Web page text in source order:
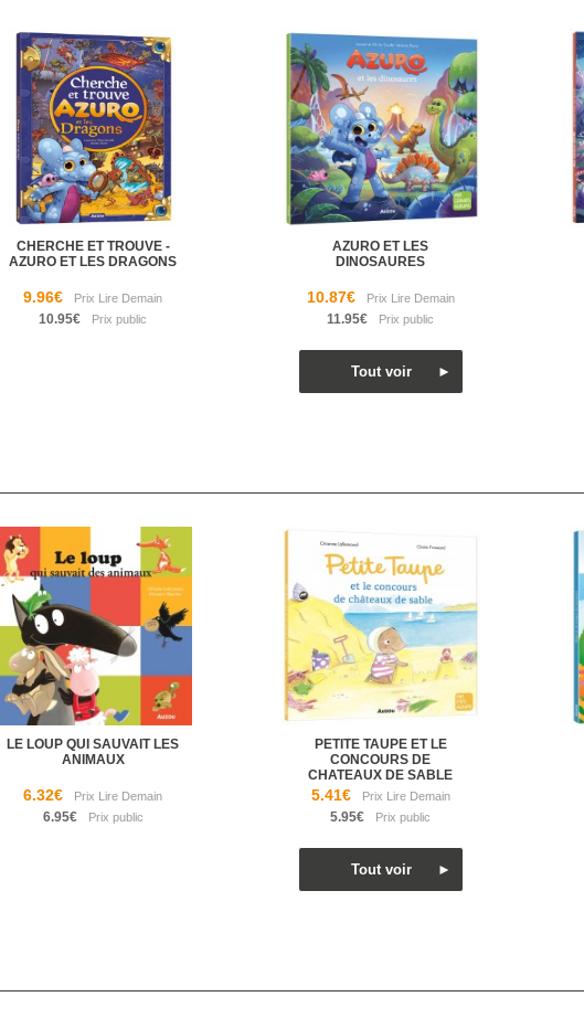
CHERCHE ET TROUVE -
AZURO ET LES DRAGONS
9.96€
10.95€
AZURO ET LES
DINOSAURES
10.87€
11.95€
LE LOUP QUI SAUVAIT LES
ANIMAUX
6.32€
6.95€
PETITE TAUPE ET LE
CONCOURS DE
CHATEAUX DE SABLE
5.41€
5.95€